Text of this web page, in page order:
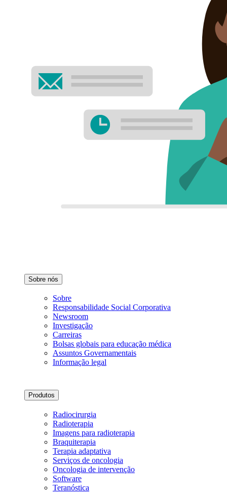
Sobre nós
Sobre
Responsabilidade Social Corporativa
Newsroom
Investigação
Carreiras
Bolsas globais para educação médica
Assuntos Governamentais
Informação legal
Produtos
Radiocirurgia
Radioterapia
Imagens para radioterapia
Braquiterapia
Terapia adaptativa
Serviços de oncologia
Oncologia de intervenção
Software
Teranóstica